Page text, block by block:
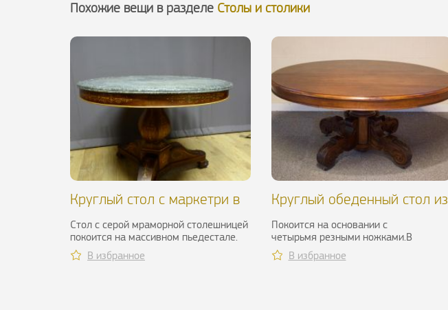
Похожие вещи в разделе Столы и столики
Круглый стол с маркетри в
Стол с серой мраморной столешницей
покоится на массивном пьедестале.
Украшенные пальметтами ножки
выполнены...
В избранное
Круглый обеденный стол из
Покоится на основании с
четырьмя резными ножками.В
хорошем состоянии.Размеры (В х Ш х
Г): ...
В избранное